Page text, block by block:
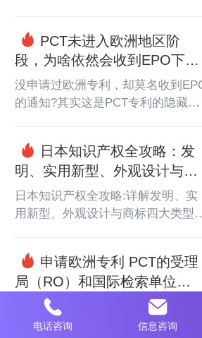
重大变革，2026 年 7 月 1 日正式实
施     2026年3月19日，欧盟正式发
布两项全新法规：《欧盟实施条例
(EU)2026/138》与《欧盟授权条例
实施...
PCT未进入欧洲地区阶
段，为啥依然会收到EPO下发
的通知？
没申请过欧洲专利，却莫名收到
的通知?其实这是PCT专利的隐藏规
效，仍有专属补救窗口期。本文将为
你解答这一常见疑问，并详解恢复方
法和费用标准。
日本知识产权全攻略：发
明、实用新型、外观设计与商
标申请指南（2026最新版）
日本知识产权全攻略:详解发明、实
用新型、外观设计与商标四大类型
与费用减免制度，助力企业高效布局
日本市场。
申请欧洲专利 PCT的受理
局（RO）和国际检索单位
(ISA)究竟怎么选？
PCT国际申请凭借一次提交、多国生
效的优势，是中国企业海外专利布局
电话咨询 信息咨询